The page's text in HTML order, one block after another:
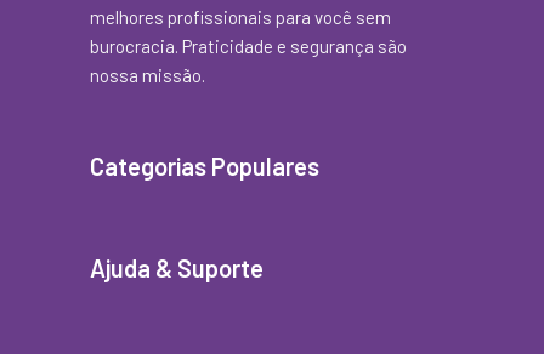
melhores profissionais para você sem
burocracia. Praticidade e segurança são
nossa missão.
Categorias Populares
Ajuda & Suporte